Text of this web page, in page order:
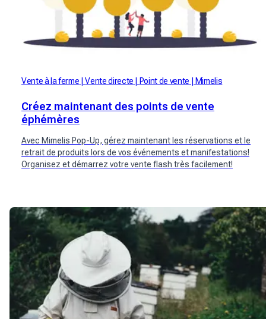
Vente à la ferme Vente directe Point de vente Mimelis
Créez maintenant des points de vente
éphémères
Avec Mimelis Pop-Up, gérez maintenant les réservations et le
retrait de produits lors de vos événements et manifestations!
Organisez et démarrez votre vente flash très facilement!